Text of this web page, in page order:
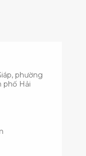
phường
phố Hải